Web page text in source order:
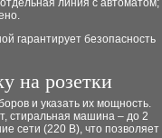
линия с автоматом;
гарантирует безопасность
на розетки
и указать их мощность.
стиральная машина – до 2
сети (220 В), что позволяет